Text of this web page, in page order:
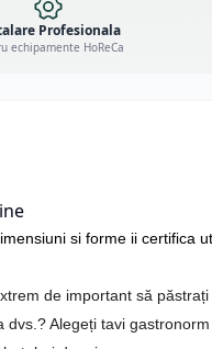
Profesionala
echipamente HoReCa
si forme ii certifica
de important să
Alegeți tavi gastronorm